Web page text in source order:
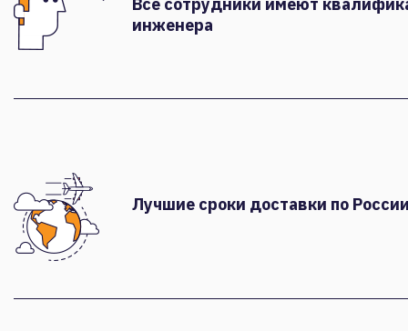
инженера
Лучшие сроки доставки по